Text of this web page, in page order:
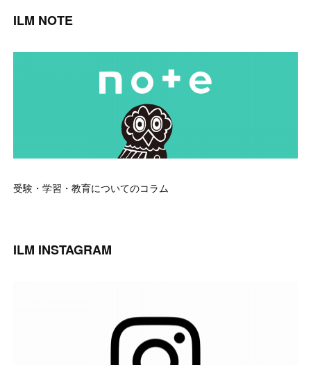
ILM NOTE
受験・学習・教育についてのコラム
ILM INSTAGRAM